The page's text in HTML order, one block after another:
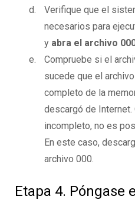
Verifique que el
necesarios para
y abra el archivo
Compruebe si el
sucede que el
completo de la
descargó de Internet.
incompleto, no es
En este caso,
archivo 000.
Etapa 4. Póngase